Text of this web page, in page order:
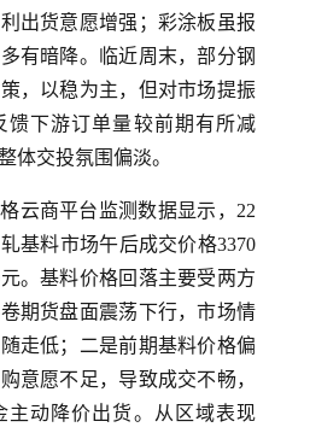
出货意愿增强；彩涂板虽报
有暗降。临近周末，部分钢
，以稳为主，但对市场提振
馈下游订单量较前期有所减
体交投氛围偏淡。
云商平台监测数据显示，22
基料市场午后成交价格3370
。基料价格回落主要受两方
期货盘面震荡下行，市场情
走低；二是前期基料价格偏
意愿不足，导致成交不畅，
主动降价出货。从区域表现